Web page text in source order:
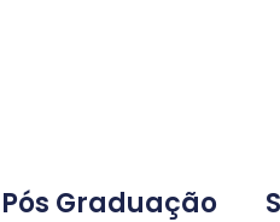
Pós Graduação